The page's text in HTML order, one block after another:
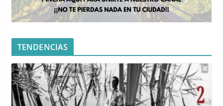
TENDENCIAS